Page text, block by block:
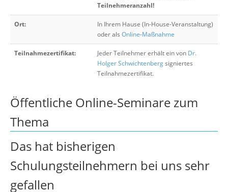
Teilnehmeranzahl!
Ort:
In Ihrem Hause (In-House-Veranstaltung)
oder als Online-Maßnahme
Teilnahmezertifikat: Jeder Teilnehmer erhält ein von Dr.
Holger Schwichtenbergsigniertes
Teilnahmezertifikat.
Öffentliche Online-Seminare zum
Thema
Das hat bisherigen
Schulungsteilnehmern bei uns sehr
gefallen